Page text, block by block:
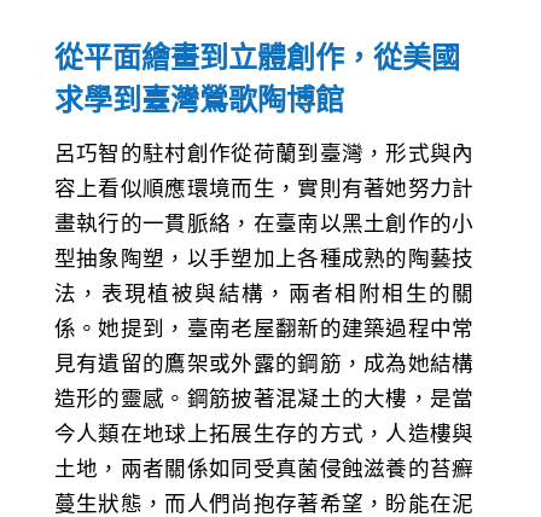
從平面繪畫到立體創作，從美國
求學到臺灣鶯歌陶博館
呂巧智的駐村創作從荷蘭到臺灣，形式與內
容上看似順應環境而生，實則有著她努力計
畫執行的一貫脈絡，在臺南以黑土創作的小
型抽象陶塑，以手塑加上各種成熟的陶藝技
法，表現植被與結構，兩者相附相生的關
係。她提到，臺南老屋翻新的建築過程中常
見有遺留的鷹架或外露的鋼筋，成為她結構
造形的靈感。鋼筋披著混凝土的大樓，是當
今人類在地球上拓展生存的方式，人造樓與
土地，兩者關係如同受真菌侵蝕滋養的苔癬
蔓生狀態，而人們尚抱存著希望，盼能在泥